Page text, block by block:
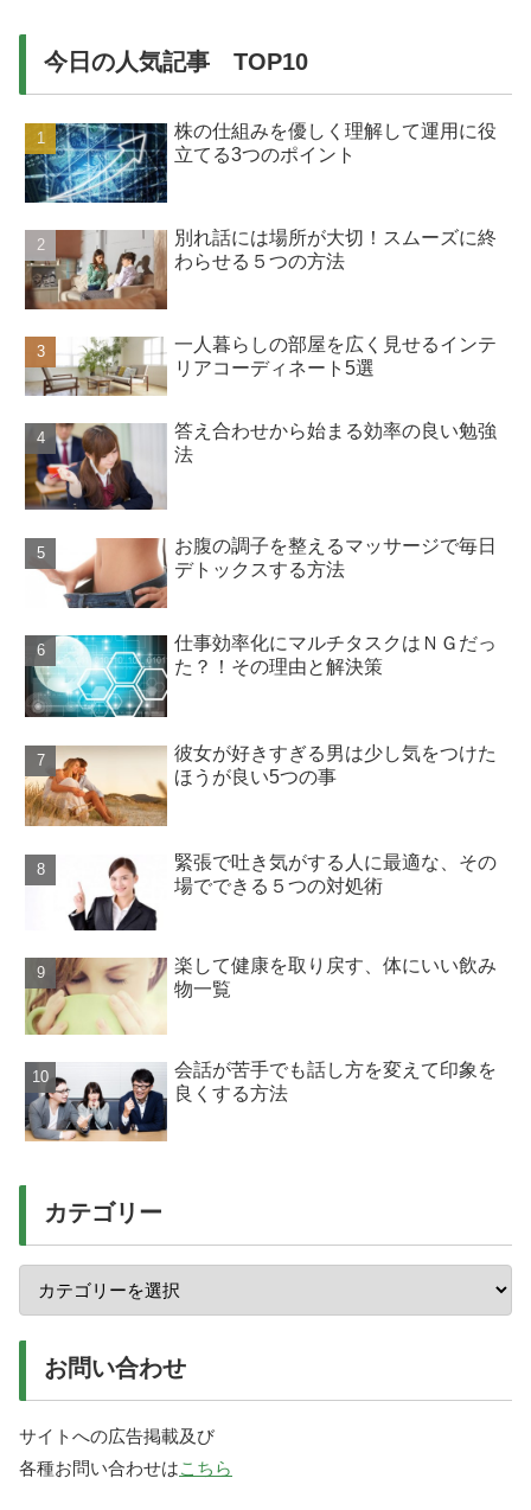
今日の人気記事 TOP10
株の仕組みを優しく理解して運用に役
立てる3つのポイント
別れ話には場所が大切！スムーズに終
わらせる５つの方法
一人暮らしの部屋を広く見せるインテ
リアコーディネート5選
答え合わせから始まる効率の良い勉強
法
お腹の調子を整えるマッサージで毎日
デトックスする方法
仕事効率化にマルチタスクはＮＧだっ
た？！その理由と解決策
彼女が好きすぎる男は少し気をつけた
ほうが良い5つの事
緊張で吐き気がする人に最適な、その
場でできる５つの対処術
楽して健康を取り戻す、体にいい飲み
物一覧
会話が苦手でも話し方を変えて印象を
良くする方法
カテゴリー
お問い合わせ
サイトへの広告掲載及び
各種お問い合わせはこちら